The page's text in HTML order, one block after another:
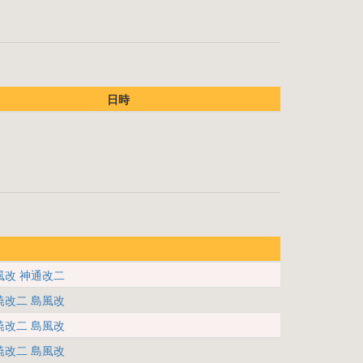
日時
改 神通改二
改二 島風改
改二 島風改
改二 島風改